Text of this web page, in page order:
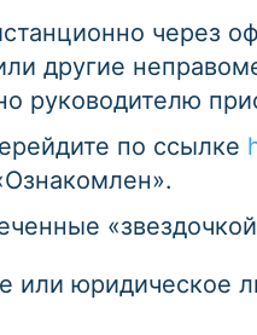
через
другие
руководителю
по ссылке
или юридическое